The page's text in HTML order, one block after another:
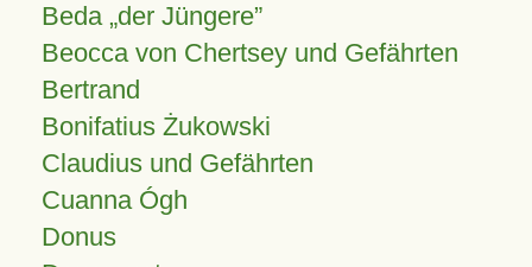
Beda „der Jüngere”
Beocca von Chertsey und Gefährten
Bertrand
Bonifatius Żukowski
Claudius und Gefährten
Cuanna Ógh
Donus